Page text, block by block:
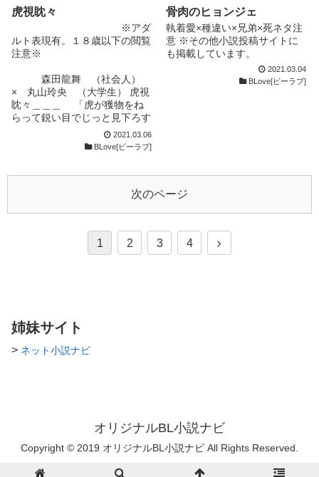
(執行部) 風見 (ｶｻﾞﾐ) 黒崎組 : 医
師 黒崎 刀哉 (ｸﾛｻｷ ﾄｳﾔ) 黒崎組 :
会長 黒崎 桃子 (ｸﾛｻｷ ﾓﾓｺ) 黒崎
刀哉の嫁 美仔（ﾐｺ） 佑月の父
（ｱｷﾗ） 美仔、和夫の息子
生まれ 身長174/体重56/茶髪/茶
色の瞳 成績は良いが運動が苦
手/音楽と美術が壊滅的 孤児院
育ちで色々な過去を持つ 大人
は皆苦手だが先生は特に苦手
この話の主人公 東雲 天也 (シノ
ノメ テンヤ) 美術担当の教
も人気のハイスペック先生 齋
人公と同じクラス/秋生まれ 身
長178/体重68 金髪黒目 勉強は
倉と仲良し 東雲とは従兄弟同
士 東雲みたいな大人になりた
虎視眈々
※アダ
ルト表現有。１８歳以下の閲覧
注意※
森田龍舞 （社会人）
× 丸山玲央 （大学生） 虎視
眈々＿＿＿ 「虎が獲物をね
らって鋭い目でじっと見下ろす
ように，機会をねらって油断な
く形勢をうかがっているさ
http://blove.jp/novel/60349-
%E4%B8%80%E7%AD%89%E
2021.03.06
BLove[ビーラブ]
骨肉のヒョンジェ
執着愛×種違い×兄弟×死ネタ注
意 ※その他小説投稿サイトに
も掲載しています。
2021.03.04
BLove[ビーラブ]
次のページ
1 2 3 4
姉妹サイト
> ネット小説ナビ
オリジナルBL小説ナビ
Copyright © 2019 オリジナルBL小説ナビ All Rights Reserved.